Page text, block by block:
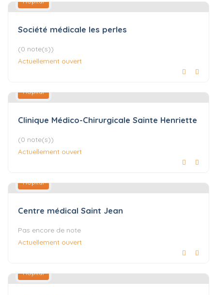
Société médicale les perles
(0 note(s))
Actuellement ouvert
Hôpital
Clinique Médico-Chirurgicale Sainte Henriette
(0 note(s))
Actuellement ouvert
Hôpital
Centre médical Saint Jean
Pas encore de note
Actuellement ouvert
Hôpital